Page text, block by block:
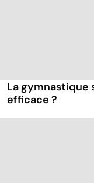
La gymnastique
efficace ?